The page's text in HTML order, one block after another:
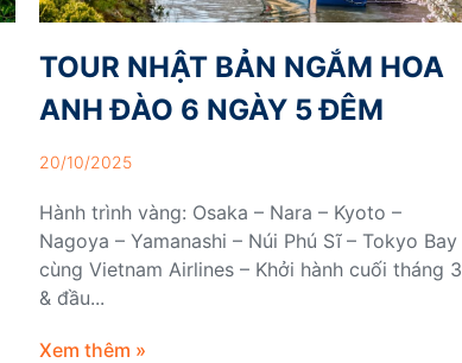
TOUR NHẬT BẢN NGẮM HOA
ANH ĐÀO 6 NGÀY 5 ĐÊM
20/10/2025
Hành trình vàng: Osaka – Nara – Kyoto –
Nagoya – Yamanashi – Núi Phú Sĩ – Tokyo Bay
cùng Vietnam Airlines – Khởi hành cuối tháng 3
& đầu...
Xem thêm »